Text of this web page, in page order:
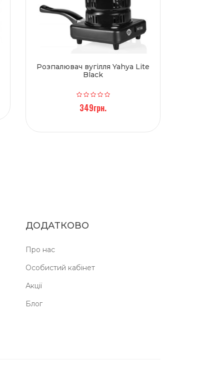
Розпалювач вугілля Yahya Lite
Black
349грн.
ДОДАТКОВО
Про нас
Особистий кабінет
Акції
Блог